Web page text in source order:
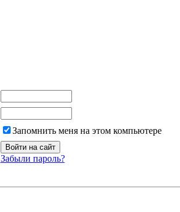
Запомнить меня на этом компьютере
Забыли пароль?